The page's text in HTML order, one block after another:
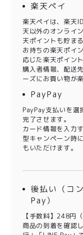
楽天ペイ
楽天ペイは、楽天
天以外のオンライ
天ポイントも貯ま
お持ちの楽天ポイ
応じた楽天ポイン
購入者情報、配送
ーズにお買い物が
PayPay
PayPay支払いを選
完了させます。
カード情報を入力
型キャンペーン時
もいただけます。
後払い（コ
Pay）
【手数料】248円（
商品の到着を確認